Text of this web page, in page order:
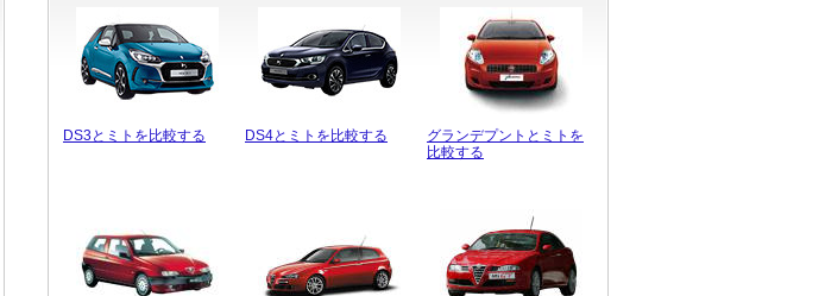
DS3とミトを比較する DS4とミトを比較する
グランデプントとミトを
比較する